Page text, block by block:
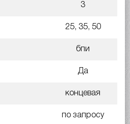
3
25, 35, 50
бпи
Да
концевая
по запросу